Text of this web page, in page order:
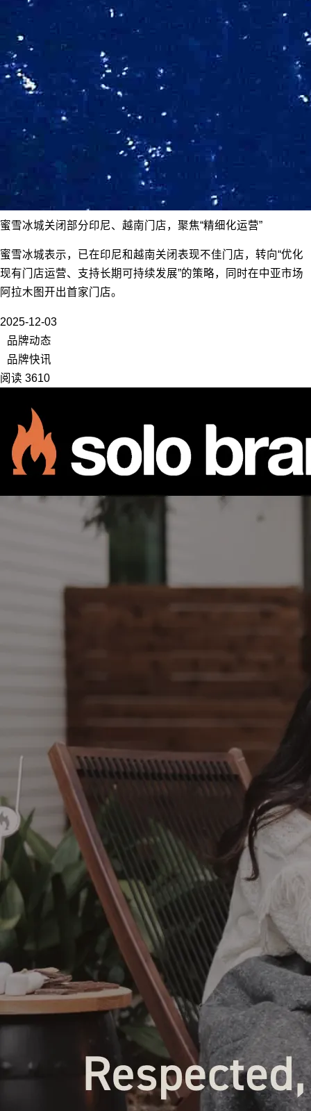
蜜雪冰城关闭部分印尼、越南门店，聚焦“精细化运营”
蜜雪冰城表示，已在印尼和越南关闭表现不佳门店，转向“优化
现有门店运营、支持长期可持续发展”的策略，同时在中亚市场
阿拉木图开出首家门店。
2025-12-03
品牌动态
品牌快讯
阅读 3610